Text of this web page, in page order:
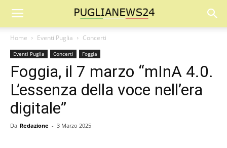
Home Eventi Puglia Concerti
Eventi Puglia Concerti Foggia
Foggia, il 7 marzo “mInA 4.0.
L’essenza della voce nell’era
digitale”
Da Redazione - 3 Marzo 2025